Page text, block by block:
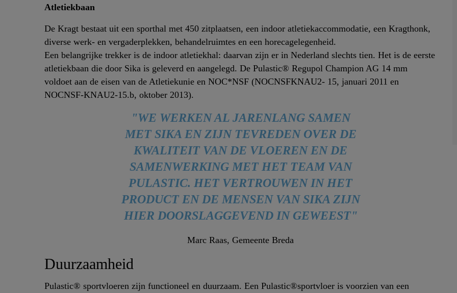
Atletiekbaan
De Kragt bestaat uit een sporthal met 450 zitplaatsen, een indoor atletiekaccommodatie, een Kragthonk,
diverse werk- en vergaderplekken, behandelruimtes en een horecagelegenheid.
Een belangrijke trekker is de indoor atletiekhal: daarvan zijn er in Nederland slechts tien. Het is de eerste
atletiekbaan die door Sika is geleverd en aangelegd. De Pulastic® Regupol Champion AG 14 mm
voldoet aan de eisen van de Atletiekunie en NOC*NSF (NOCNSFKNAU2- 15, januari 2011 en
NOCNSF-KNAU2-15.b, oktober 2013).
"WE WERKEN AL JARENLANG SAMEN
MET SIKA EN ZIJN TEVREDEN OVER DE
KWALITEIT VAN DE VLOEREN EN DE
SAMENWERKING MET HET TEAM VAN
PULASTIC. HET VERTROUWEN IN HET
PRODUCT EN DE MENSEN VAN SIKA ZIJN
HIER DOORSLAGGEVEND IN GEWEEST"
Marc Raas, Gemeente Breda
Duurzaamheid
Pulastic® sportvloeren zijn functioneel en duurzaam. Een Pulastic®sportvloer is voorzien van een